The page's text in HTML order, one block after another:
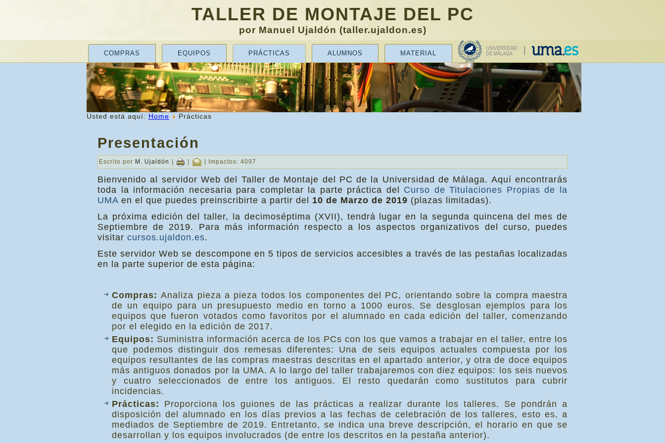
TALLER DE MONTAJE DEL PC
por Manuel Ujaldón (taller.ujaldon.es)
COMPRAS EQUIPOS PRÁCTICAS ALUMNOS MATERIAL
Usted está aquí: Home Prácticas
Presentación
Escrito por M. Ujaldón | | | Impactos: 4097
Bienvenido al servidor Web del Taller de Montaje del PC de la Universidad de Málaga. Aquí encontrarás
toda la información necesaria para completar la parte práctica del Curso de Titulaciones Propias de la
UMA en el que puedes preinscribirte a partir del 10 de Marzo de 2019 (plazas limitadas).
La próxima edición del taller, la decimoséptima (XVII), tendrá lugar en la segunda quincena del mes de
Septiembre de 2019. Para más información respecto a los aspectos organizativos del curso, puedes
visitar cursos.ujaldon.es.
Este servidor Web se descompone en 5 tipos de servicios accesibles a través de las pestañas localizadas
en la parte superior de esta página:
Compras:Analiza pieza a pieza todos los componentes del PC, orientando sobre la compra maestra
de un equipo para un presupuesto medio en torno a 1000 euros. Se desglosan ejemplos para los
equipos que fueron votados como favoritos por el alumnado en cada edición del taller, comenzando
por el elegido en la edición de 2017.
Equipos: Suministra información acerca de los PCs con los que vamos a trabajar en el taller, entre los
que podemos distinguir dos remesas diferentes: Una de seis equipos actuales compuesta por los
equipos resultantes de las compras maestras descritas en el apartado anterior, y otra de doce equipos
más antiguos donados por la UMA. A lo largo del taller trabajaremos con diez equipos: los seis nuevos
y cuatro seleccionados de entre los antiguos. El resto quedarán como sustitutos para cubrir
incidencias.
Prácticas: Proporciona los guiones de las prácticas a realizar durante los talleres. Se pondrán a
disposición del alumnado en los días previos a las fechas de celebración de los talleres, esto es, a
mediados de Septiembre de 2019. Entretanto, se indica una breve descripción, el horario en que se
desarrollan y los equipos involucrados (de entre los descritos en la pestaña anterior).